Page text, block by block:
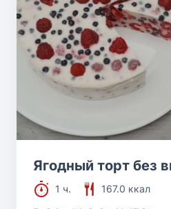
Ягодный торт без
1 ч.
167.0 ккал